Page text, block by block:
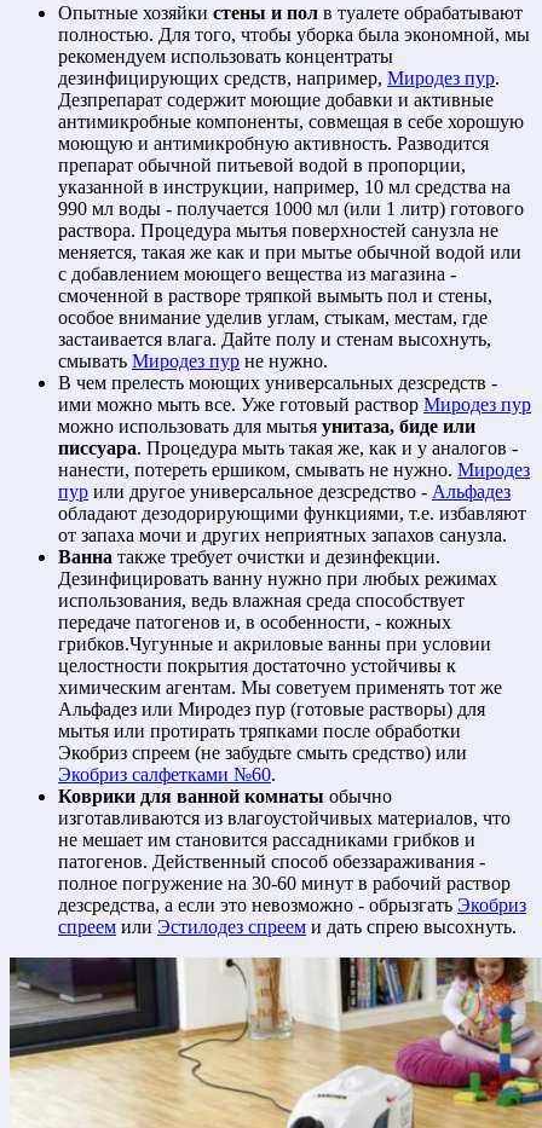
Опытные хозяйки стены и пол в туалете обрабатывают
полностью. Для того, чтобы уборка была экономной, мы
рекомендуем использовать концентраты
дезинфицирующих средств, например, Миродез пур.
Дезпрепарат содержит моющие добавки и активные
антимикробные компоненты, совмещая в себе хорошую
моющую и антимикробную активность. Разводится
препарат обычной питьевой водой в пропорции,
указанной в инструкции, например, 10 мл средства на
990 мл воды - получается 1000 мл (или 1 литр) готового
раствора. Процедура мытья поверхностей санузла не
меняется, такая же как и при мытье обычной водой или
с добавлением моющего вещества из магазина -
смоченной в растворе тряпкой вымыть пол и стены,
особое внимание уделив углам, стыкам, местам, где
застаивается влага. Дайте полу и стенам высохнуть,
смывать Миродез пур не нужно.
В чем прелесть моющих универсальных дезсредств -
ими можно мыть все. Уже готовый раствор Миродез пур
можно использовать для мытья унитаза, биде или
писсуара. Процедура мыть такая же, как и у аналогов -
нанести, потереть ершиком, смывать не нужно. Миродез
пур или другое универсальное дезсредство - Альфадез
обладают дезодорирующими функциями, т.е. избавляют
от запаха мочи и других неприятных запахов санузла.
Ванна также требует очистки и дезинфекции.
Дезинфицировать ванну нужно при любых режимах
использования, ведь влажная среда способствует
передаче патогенов и, в особенности, - кожных
грибков.Чугунные и акриловые ванны при условии
целостности покрытия достаточно устойчивы к
химическим агентам. Мы советуем применять тот же
Альфадез или Миродез пур (готовые растворы) для
мытья или протирать тряпками после обработки
Экобриз спреем (не забудьте смыть средство) или
Экобриз салфетками №60.
Коврики для ванной комнаты обычно
изготавливаются из влагоустойчивых материалов, что
не мешает им становится рассадниками грибков и
патогенов. Действенный способ обеззараживания -
полное погружение на 30-60 минут в рабочий раствор
дезсредства, а если это невозможно - обрызгать Экобриз
спреем или Эстилодез спреем и дать спрею высохнуть.